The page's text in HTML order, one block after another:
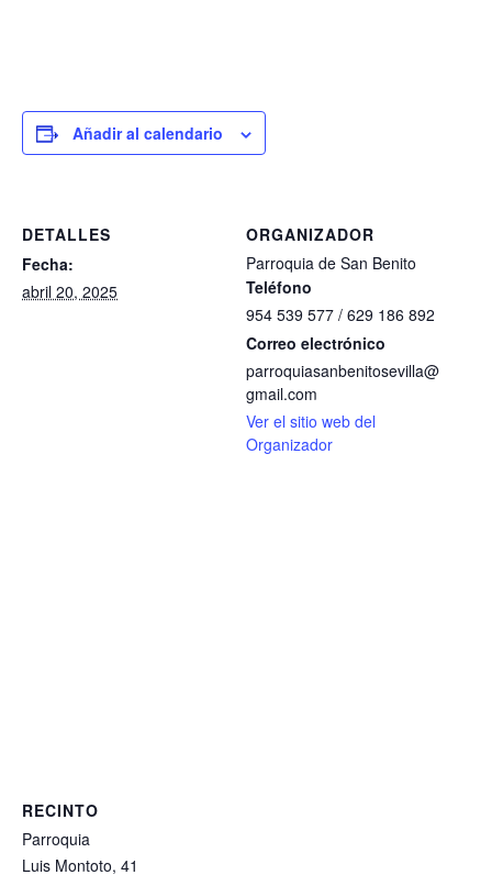
Añadir al calendario
DETALLES
Fecha:
abril 20, 2025
ORGANIZADOR
Parroquia de San Benito
Teléfono
954 539 577 / 629 186 892
Correo electrónico
parroquiasanbenitosevilla@
gmail.com
Ver el sitio web del
Organizador
RECINTO
Parroquia
Luis Montoto, 41